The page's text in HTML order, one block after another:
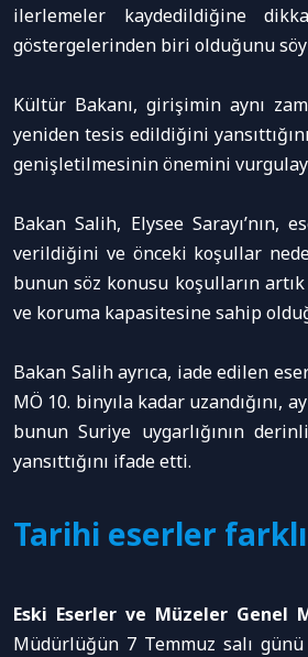
ilerlemeler kaydedildiğine
göstergelerinden biri olduğunu
Kültür Bakanı, girişimin aynı
yeniden tesis edildiğini
genişletilmesinin önemini
Bakan Salih, Elysee
verildiğini ve önceki koşullar
bunun söz konusu koşulların
ve koruma kapasitesine sahip
Bakan Salih ayrıca, iade edilen
MÖ 10. binyıla kadar
bunun Suriye uygarlığının
yansıttığını ifade etti.
Tarihi eserler
Eski Eserler ve Müzeler Genel
Müdürlüğün 7 Temmuz salı